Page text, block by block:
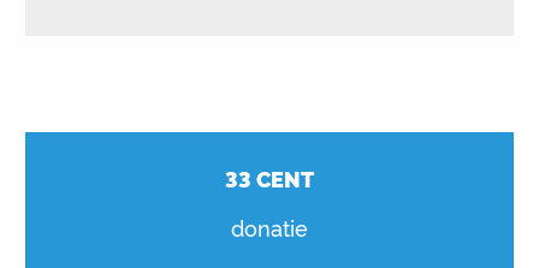
33 CENT
donatie